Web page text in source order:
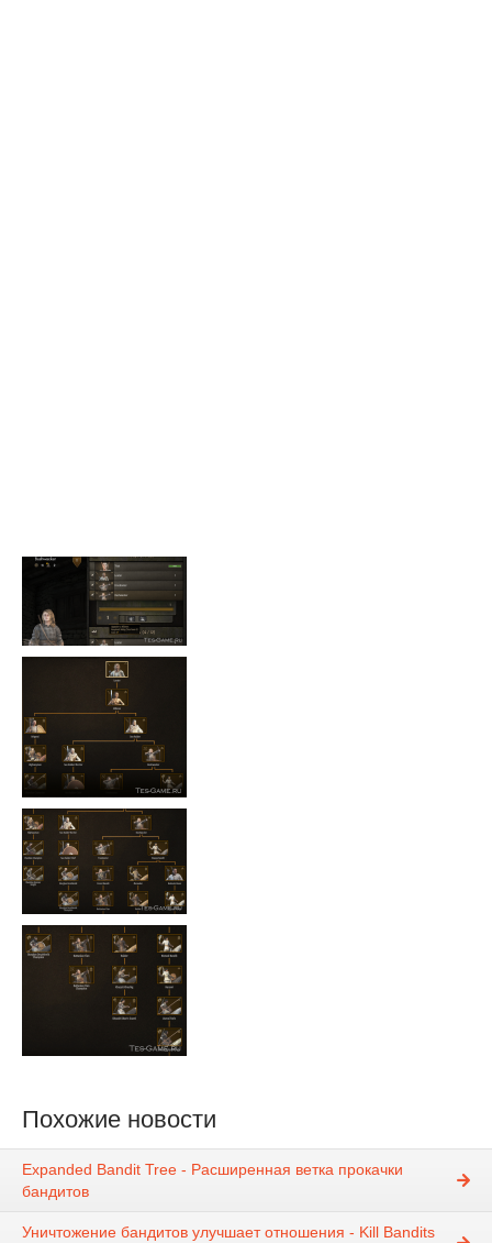
Похожие новости
Expanded Bandit Tree - Расширенная ветка прокачки
бандитов
Уничтожение бандитов улучшает отношения - Kill Bandits